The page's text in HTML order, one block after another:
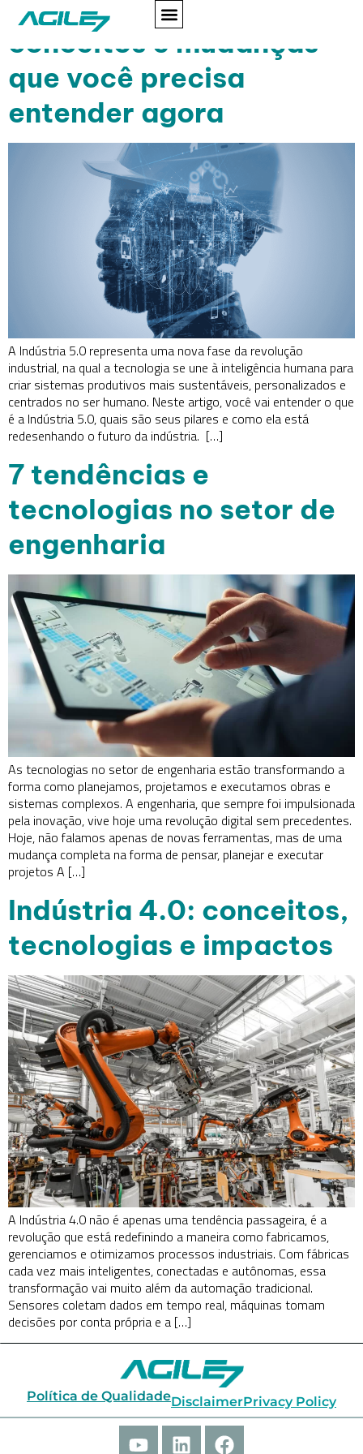
Indústria 5.0: o que é,
conceitos e mudanças
que você precisa
entender agora
A Indústria 5.0 representa uma nova fase da revolução
industrial, na qual a tecnologia se une à inteligência humana para
criar sistemas produtivos mais sustentáveis, personalizados e
centrados no ser humano. Neste artigo, você vai entender o que
é a Indústria 5.0, quais são seus pilares e como ela está
redesenhando o futuro da indústria. […]
7 tendências e
tecnologias no setor de
engenharia
As tecnologias no setor de engenharia estão transformando a
forma como planejamos, projetamos e executamos obras e
sistemas complexos. A engenharia, que sempre foi impulsionada
pela inovação, vive hoje uma revolução digital sem precedentes.
Hoje, não falamos apenas de novas ferramentas, mas de uma
mudança completa na forma de pensar, planejar e executar
projetos A […]
Indústria 4.0: conceitos,
tecnologias e impactos
A Indústria 4.0 não é apenas uma tendência passageira, é a
revolução que está redefinindo a maneira como fabricamos,
gerenciamos e otimizamos processos industriais. Com fábricas
cada vez mais inteligentes, conectadas e autônomas, essa
transformação vai muito além da automação tradicional.
Sensores coletam dados em tempo real, máquinas tomam
decisões por conta própria e a […]
Política de QualidadeDisclaimerPrivacy Policy